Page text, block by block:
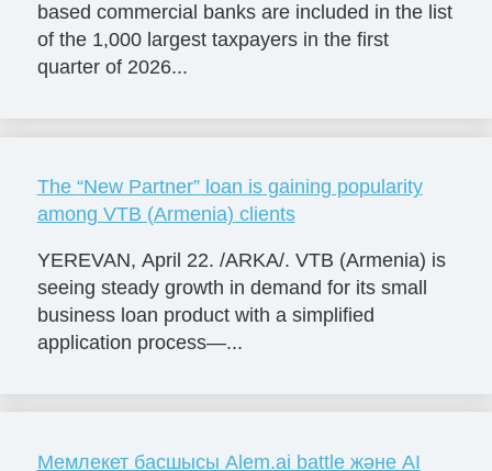
based commercial banks are included in the list
of the 1,000 largest taxpayers in the first
quarter of 2026...
The “New Partner” loan is gaining popularity
among VTB (Armenia) clients
YEREVAN, April 22. /ARKA/. VTB (Armenia) is
seeing steady growth in demand for its small
business loan product with a simplified
application process—...
Мемлекет басшысы Alem.ai battle және AI